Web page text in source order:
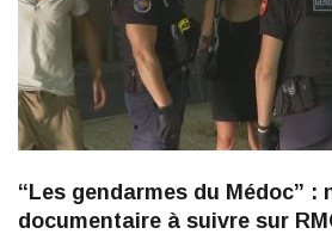
“Les gendarmes du Médoc” :
documentaire à suivre sur